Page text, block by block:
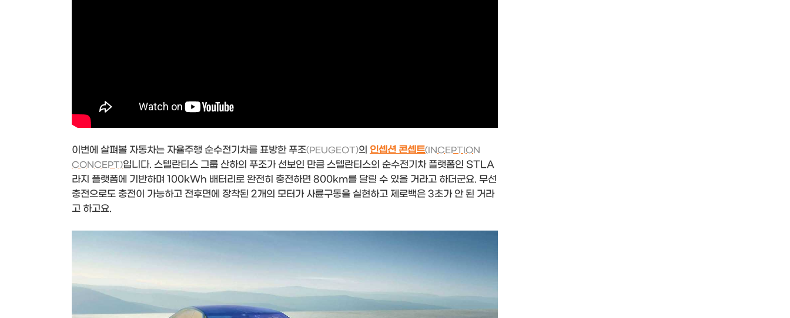
이번에 살펴볼 자동차는 자율주행 순수전기차를 표방한 푸조(PEUGEOT)의 인셉션 콘셉트(INCEPTION
CONCEPT)입니다. 스텔란티스 그룹 산하의 푸조가 선보인 만큼 스텔란티스의 순수전기차 플랫폼인 STLA
라지 플랫폼에 기반하며 100kWh 배터리로 완전히 충전하면 800km를 달릴 수 있을 거라고 하더군요. 무선
충전으로도 충전이 가능하고 전후면에 장착된 2개의 모터가 사륜구동을 실현하고 제로백은 3초가 안 된 거라
고 하고요.